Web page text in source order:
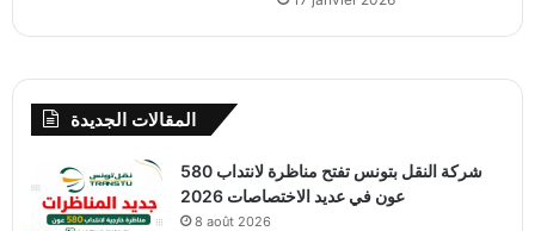
المقالات الجديدة
شركة النقل بتونس تفتح مناظرة لانتداب 580
عون في عديد الاختصاصات 2026
8 août 2026